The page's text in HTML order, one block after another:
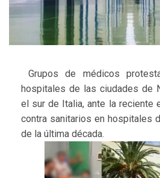
Grupos de médicos
hospitales de las ciudades de
el sur de Italia, ante la reciente
contra sanitarios en hospitales
de la última década.